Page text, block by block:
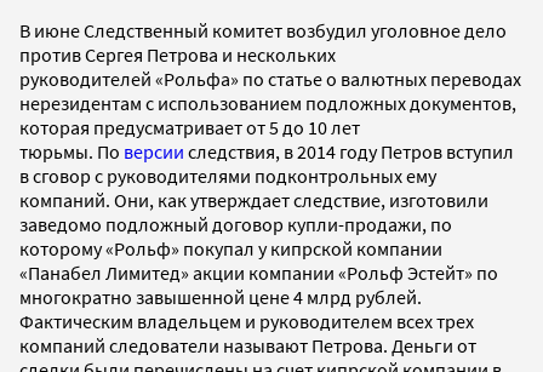
В июне Следственный комитет возбудил уголовное дело
против Сергея Петрова и нескольких
руководителей «Рольфа» по статье о валютных переводах
нерезидентам с использованием подложных документов,
которая предусматривает от 5 до 10 лет
тюрьмы. По версии следствия, в 2014 году Петров вступил
в сговор с руководителями подконтрольных ему
компаний. Они, как утверждает следствие, изготовили
заведомо подложный договор купли-продажи, по
которому «Рольф» покупал у кипрской компании
«Панабел Лимитед» акции компании «Рольф Эстейт» по
многократно завышенной цене 4 млрд рублей.
Фактическим владельцем и руководителем всех трех
компаний следователи называют Петрова. Деньги от